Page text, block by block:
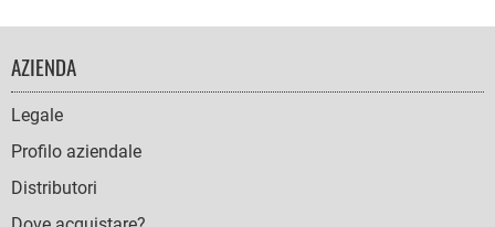
FOOTER
NAVIGATION
AZIENDA
Legale
Profilo aziendale
Distributori